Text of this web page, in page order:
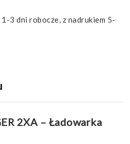
3 dni robocze, z nadrukiem 5-
2XA – Ładowarka